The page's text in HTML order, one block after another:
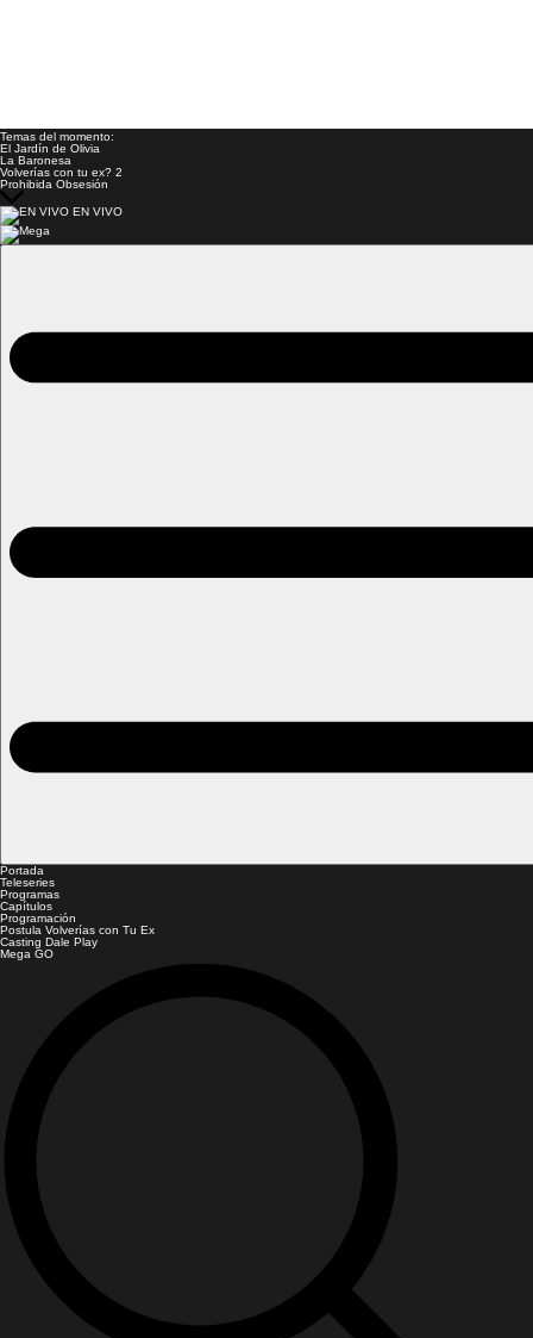
Temas del momento:
El Jardín de Olivia
La Baronesa
Volverías con tu ex? 2
Prohibida Obsesión
EN VIVO
Portada
Teleseries
Programas
Capítulos
Programación
Postula Volverías con Tu Ex
Casting Dale Play
Mega GO